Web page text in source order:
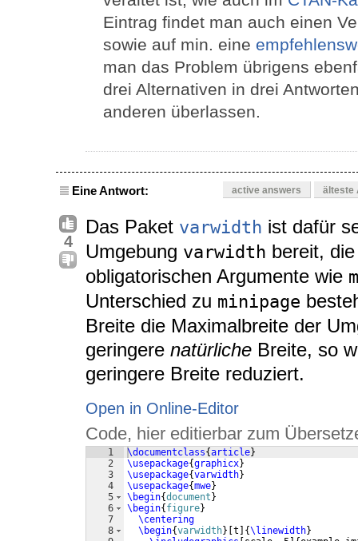
Eintrag findet man auch einen
sowie auf min. eine
man das Problem übrigens
drei Alternativen in drei
anderen überlassen.
Eine Antwort: active answers älteste
4
Das Paket varwidth ist dafür
Umgebung varwidth bereit,
obligatorischen Argumente wie
Unterschied zu minipage
Breite die Maximalbreite der
geringere natürliche Breite, so
geringere Breite reduziert.
Open in Online-Editor
Code, hier editierbar zum
1
2
3
4
5
6
7
8
\documentclass{article}
\usepackage{graphicx}
\usepackage{varwidth}
\usepackage{mwe}
\begin{document }
\begin{ figure}
\centering
\begin{varwidth} t {\linewidth}